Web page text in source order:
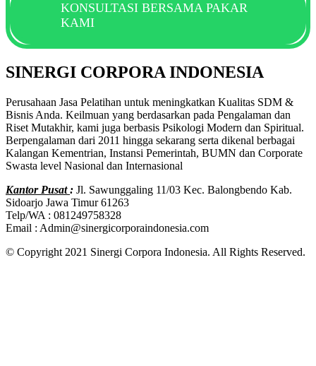
KONSULTASI BERSAMA PAKAR
KAMI
SINERGI CORPORA INDONESIA
Perusahaan Jasa Pelatihan untuk meningkatkan Kualitas SDM &
Bisnis Anda. Keilmuan yang berdasarkan pada Pengalaman dan
Riset Mutakhir, kami juga berbasis Psikologi Modern dan Spiritual.
Berpengalaman dari 2011 hingga sekarang serta dikenal berbagai
Kalangan Kementrian, Instansi Pemerintah, BUMN dan Corporate
Swasta level Nasional dan Internasional
Kantor Pusat: Jl. Sawunggaling 11/03 Kec. Balongbendo Kab.
Sidoarjo Jawa Timur 61263
Telp/WA : 081249758328
Email : Admin@sinergicorporaindonesia.com
© Copyright 2021 Sinergi Corpora Indonesia. All Rights Reserved.